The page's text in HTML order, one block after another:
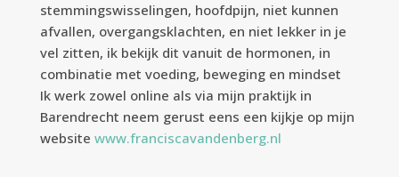
stemmingswisselingen, hoofdpijn, niet kunnen
afvallen, overgangsklachten, en niet lekker in je
vel zitten, ik bekijk dit vanuit de hormonen, in
combinatie met voeding, beweging en mindset
Ik werk zowel online als via mijn praktijk in
Barendrecht neem gerust eens een kijkje op mijn
website www.franciscavandenberg.nl